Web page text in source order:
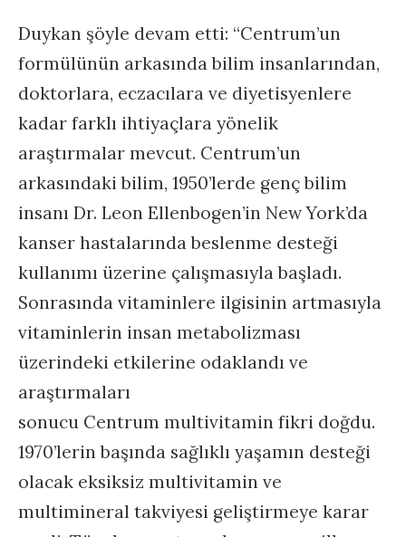
Duykan şöyle devam etti: “Centrum’un
formülünün arkasında bilim insanlarından,
doktorlara, eczacılara ve diyetisyenlere
kadar farklı ihtiyaçlara yönelik
araştırmalar mevcut. Centrum’un
arkasındaki bilim, 1950’lerde genç bilim
insanı Dr. Leon Ellenbogen’in New York’da
kanser hastalarında beslenme desteği
kullanımı üzerine çalışmasıyla başladı.
Sonrasında vitaminlere ilgisinin artmasıyla
vitaminlerin insan metabolizması
üzerindeki etkilerine odaklandı ve
araştırmaları
sonucu Centrum multivitamin fikri doğdu.
1970’lerin başında sağlıklı yaşamın desteği
olacak eksiksiz multivitamin ve
multimineral takviyesi geliştirmeye karar